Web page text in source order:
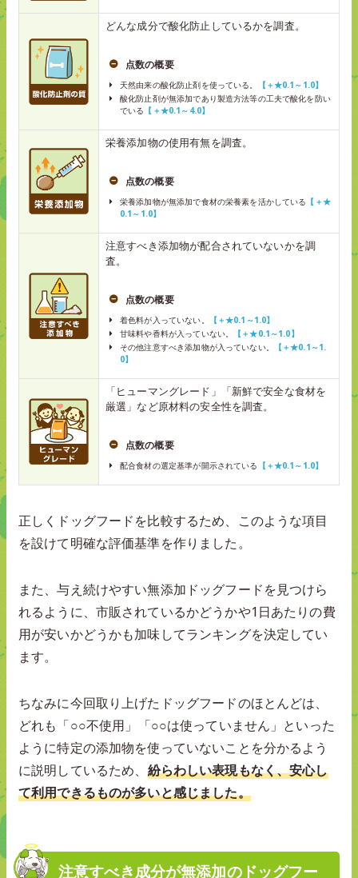
どんな成分で酸化防止しているかを調査。
点数の概要
天然由来の酸化防止剤を使っている。
【＋★0.1～1.0】
酸化防止剤が無添加であり製造方法等の工夫で酸化を防い
でいる 【＋★0.1～4.0】
栄養添加物の使用有無を調査。
点数の概要
栄養添加物が無添加で食材の栄養素を活かしている 【＋★
0.1～1.0】
注意すべき添加物が配合されていないかを調
査。
点数の概要
着色料が入っていない。
【＋★0.1～1.0】
甘味料や香料が入っていない。
【＋★0.1～1.0】
その他注意すべき添加物が入っていない。
【＋★0.1～1.
0】
「ヒューマングレード」「新鮮で安全な食材を
厳選」など原材料の安全性を調査。
点数の概要
配合食材の選定基準が開示されている 【＋★0.1～1.0】
正しくドッグフードを比較するため、このような項目
を設けて明確な評価基準を作りました。
また、与え続けやすい無添加ドッグフードを見つけら
れるように、市販されているかどうかや1日あたりの費
用が安いかどうかも加味してランキングを決定してい
ます。
ちなみに今回取り上げたドッグフードのほとんどは、
どれも「○○不使用」「○○は使っていません」といった
ように特定の添加物を使っていないことを分かるよう
に説明しているため、 紛らわしい表現もなく、安心し
て利用できるものが多いと感じました。
注意すべき成分が無添加のドッグフー